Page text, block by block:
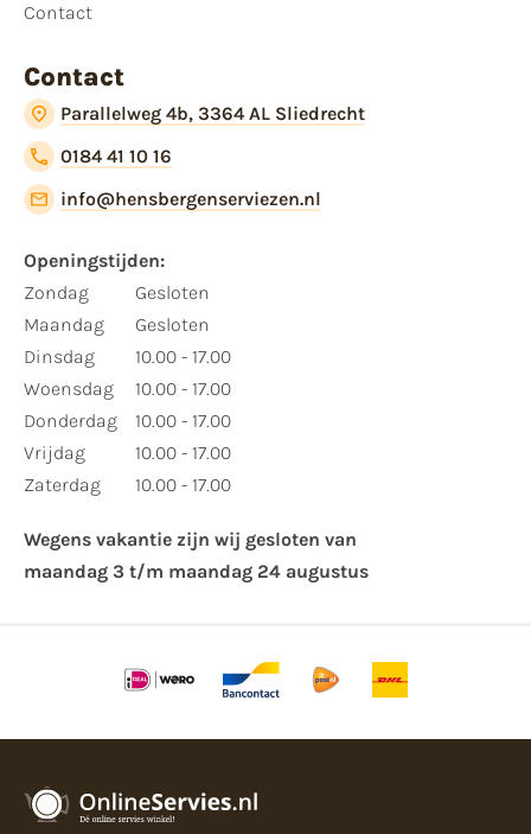
Contact
Contact
Parallelweg 4b, 3364 AL Sliedrecht
0184 41 10 16
info@hensbergenserviezen.nl
Openingstijden:​
​Zondag
Maandag
Dinsdag
Woensdag
Donderdag
Vrijdag
Zaterdag
Gesloten
Gesloten
10.00 - 17.00
10.00 - 17.00
10.00 - 17.00
10.00 - 17.00
10.00 - 17.00
Wegens vakantie zijn wij gesloten van ​
maandag 3 t/m maandag 24 augustus